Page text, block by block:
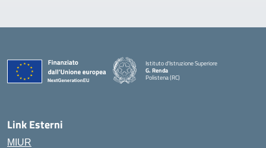
Istituto d'Istruzione Superiore
G. Renda
Polistena (RC)
Link Esterni
MIUR